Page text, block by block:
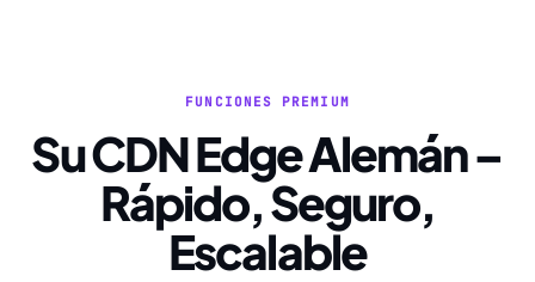
FUNCIONES PREMIUM
Su CDN Edge Alemán –
Rápido, Seguro,
Escalable